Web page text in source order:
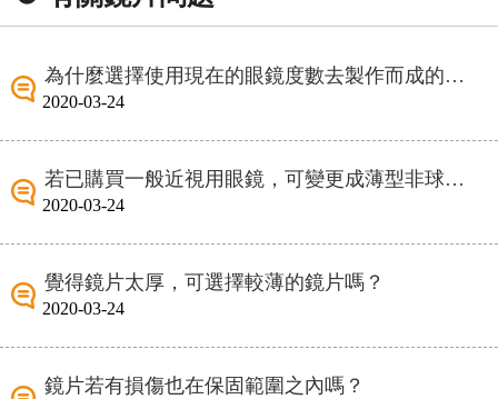
為什麼選擇使用現在的眼鏡度數去製作而成的眼鏡會覺得不適應？
2020-03-24
若已購買一般近視用眼鏡，可變更成薄型非球面(廣角)遠近兩用漸變焦嗎？
2020-03-24
覺得鏡片太厚，可選擇較薄的鏡片嗎？
2020-03-24
鏡片若有損傷也在保固範圍之內嗎？